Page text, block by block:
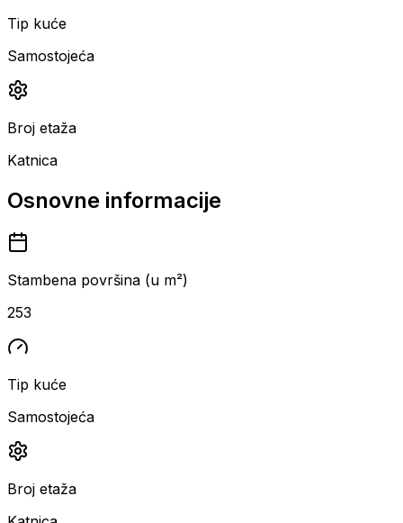
Tip kuće
Samostojeća
Broj etaža
Katnica
Osnovne informacije
Stambena površina (u m²)
253
Tip kuće
Samostojeća
Broj etaža